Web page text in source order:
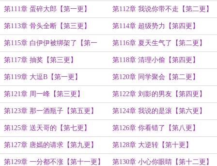
第111章 蛋碎大郎【第一更】 第112章 我说你带不走【第二更】
第113章 骨头全断【第三更】 第114章 超级势力【第四更】
第115章 白伊伊被绑架了【第一
更】
第116章 夏天生气了【第二更】
第117章 抽奖【第三更】 第118章 清理小偷【第四更】
第119章 大逗B【第一更】 第120章 同学聚会【第二更】
第121章 周一峰【第三更】 第122章 刘影的男友【第四更】
第123章 那一酒瓶子【第五更】 第124章 我说的是滚【第六更】
第125章 送天哥的【第七更】 第126章 你看错了【第八更】
第127章 唐嫣的请求【第九更】 第128章 大逆转【第十更】
第129章 一分都不涨【第十一更】 第130章 小心你眼睛【第十二更】